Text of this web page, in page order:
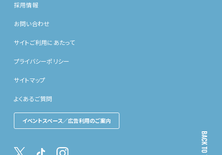
採用情報
お問い合わせ
サイトご利用にあたって
プライバシーポリシー
サイトマップ
よくあるご質問
イベントスペース／広告利用のご案内